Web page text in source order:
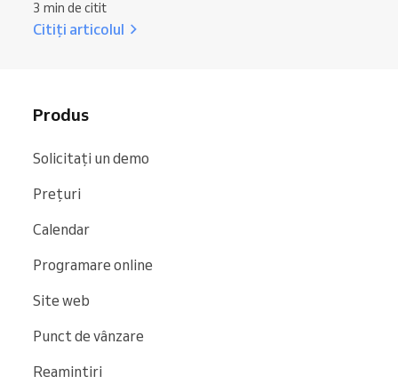
3 min de citit
Citiți articolul
Produs
Solicitați un demo
Prețuri
Calendar
Programare online
Site web
Punct de vânzare
Reamintiri